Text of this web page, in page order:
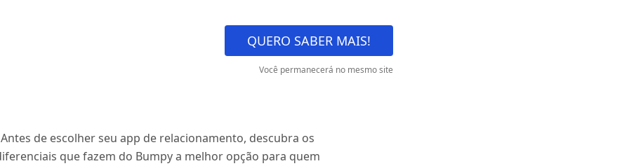
QUERO SABER MAIS!
Você permanecerá no mesmo site
Antes de escolher seu app de relacionamento, descubra os
que fazem do Bumpy a melhor opção para quem